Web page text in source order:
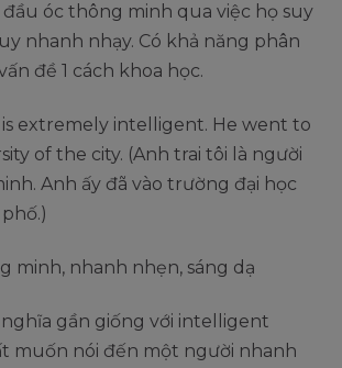
đầu óc thông minh qua việc họ suy
nhanh nhạy. Có khả năng phân
đề 1 cách khoa học.
extremely intelligent. He went to
of the city. (Anh trai tôi là người
Anh ấy đã vào trường đại học
minh, nhanh nhẹn, sáng dạ
gần giống với intelligent
muốn nói đến một người nhanh